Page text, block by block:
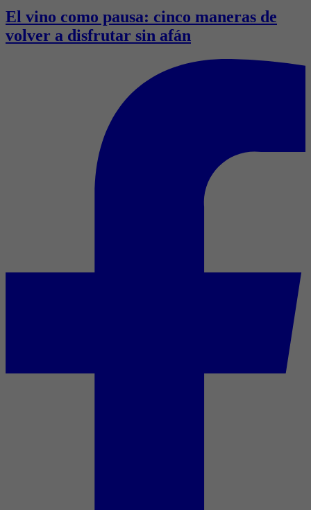
El vino como pausa: cinco maneras de
volver a disfrutar sin afán